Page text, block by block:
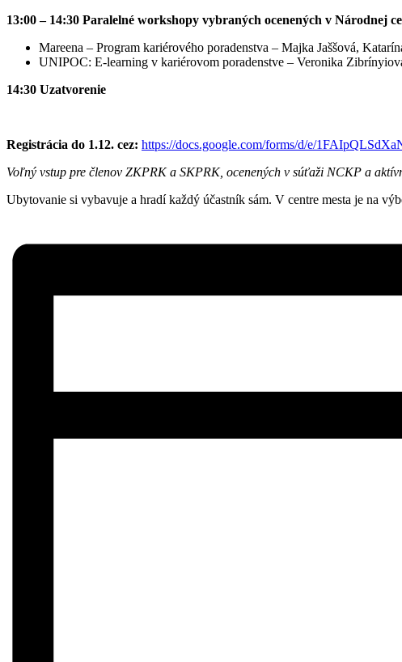
13:00 – 14:30 Paralelné workshopy vybraných ocenených v Národnej
Mareena – Program kariérového poradenstva – Majka Jaššová,
UNIPOC: E-learning v kariérovom poradenstve – Veronika
14:30 Uzatvorenie
Registrácia do 1.12. cez: https://docs.google.com/forms/d/e/
Voľný vstup pre členov ZKPRK a SKPRK, ocenených v súťaži NCKP a
Ubytovanie si vybavuje a hradí každý účastník sám. V centre mesta je na